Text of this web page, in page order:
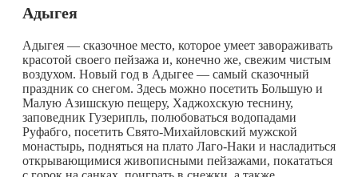
Адыгея
Адыгея — сказочное место, которое умеет завораживать
красотой своего пейзажа и, конечно же, свежим чистым
воздухом. Новый год в Адыгее — самый сказочный
праздник со снегом. Здесь можно посетить Большую и
Малую Азишскую пещеру, Хаджохскую теснину,
заповедник Гузерипль, полюбоваться водопадами
Руфабго, посетить Свято-Михайловский мужской
монастырь, подняться на плато Лаго-Наки и насладиться
открывающимися живописными пейзажами, покататься